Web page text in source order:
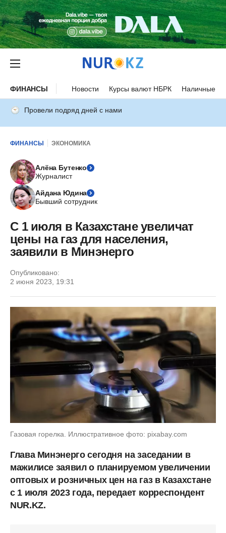
ФИНАНСЫ Новости Курсы валют НБРК Наличные
Провели подряд дней с нами
ФИНАНСЫ ЭКОНОМИКА
Алёна Бутенко
Журналист
Айдана Юдина
Бывший сотрудник
С 1 июля в Казахстане увеличат
цены на газ для населения,
заявили в Минэнерго
Опубликовано:
2 июня 2023, 19:31
Газовая горелка. Иллюстративное фото: pixabay.com
Глава Минэнерго сегодня на заседании в
мажилисе заявил о планируемом увеличении
оптовых и розничных цен на газ в Казахстане
с 1 июля 2023 года, передает корреспондент
NUR.KZ.